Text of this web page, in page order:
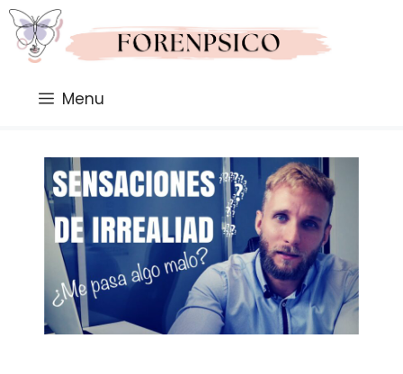
Saltar
al
contenido
Menu